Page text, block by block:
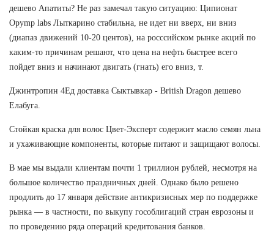
дешево Апатиты? Не раз замечал такую ситуацию: Ципионат
Opymp labs Лыткарино стабильна, не идет ни вверх, ни вниз
(диапаз движений 10-20 центов), на росссийском рынке акций по
каким-то причинам решают, что цена на нефть быстрее всего
пойдет вниз и начинают двигать (гнать) его вниз, т.
Джинтропин 4Ед доставка Сыктывкар - British Dragon дешево
Елабуга.
Стойкая краска для волос Цвет-Эксперт содержит масло семян льна
и ухаживающие компоненты, которые питают и защищают волосы.
В мае мы выдали клиентам почти 1 триллион рублей, несмотря на
большое количество праздничных дней. Однако было решено
продлить до 17 января действие антикризисных мер по поддержке
рынка — в частности, по выкупу гособлигаций стран еврозоны и
по проведению ряда операций кредитования банков.